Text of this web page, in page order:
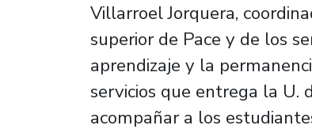
Villarroel Jorquera,
superior de Pace y de los
aprendizaje y la
servicios que entrega la U.
acompañar a los